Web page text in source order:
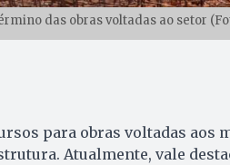
das obras voltadas ao setor
para obras voltadas aos
Atualmente, vale